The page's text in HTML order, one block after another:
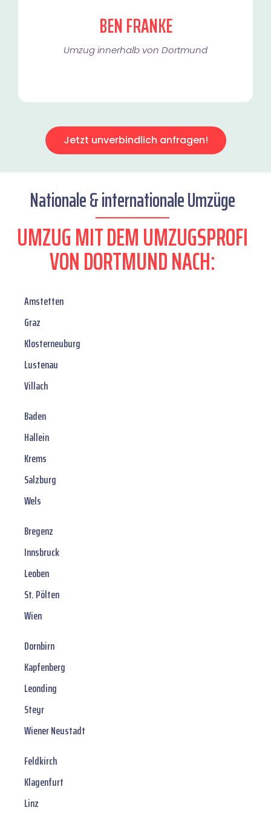
BEN FRANKE
Umzug innerhalb von Dortmund​
Jetzt unverbindlich anfragen!
Nationale & internationale Umzüge
UMZUG MIT DEM UMZUGSPROFI
VON DORTMUND NACH:
Amstetten
Graz
Klosterneuburg
Lustenau
Villach
Baden
Hallein
Krems
Salzburg
Wels
Bregenz
Innsbruck
Leoben
St. Pölten
Wien
Dornbirn
Kapfenberg
Leonding
Steyr
Wiener Neustadt
Feldkirch
Klagenfurt
Linz